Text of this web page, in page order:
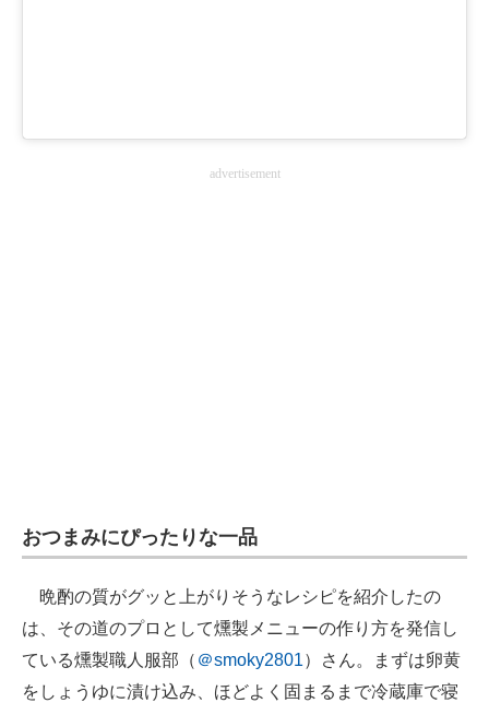
経営リーダーのコミュニティ
電子設計の基本と応用
エネルギーの専門メディア
建設×テクノロジーの最前線
ちょっと気になるネットの話題
advertisement
おつまみにぴったりな一品
晩酌の質がグッと上がりそうなレシピを紹介したの
は、その道のプロとして燻製メニューの作り方を発信し
ている燻製職人服部（ ＠smoky2801）さん。まずは卵黄
をしょうゆに漬け込み、ほどよく固まるまで冷蔵庫で寝